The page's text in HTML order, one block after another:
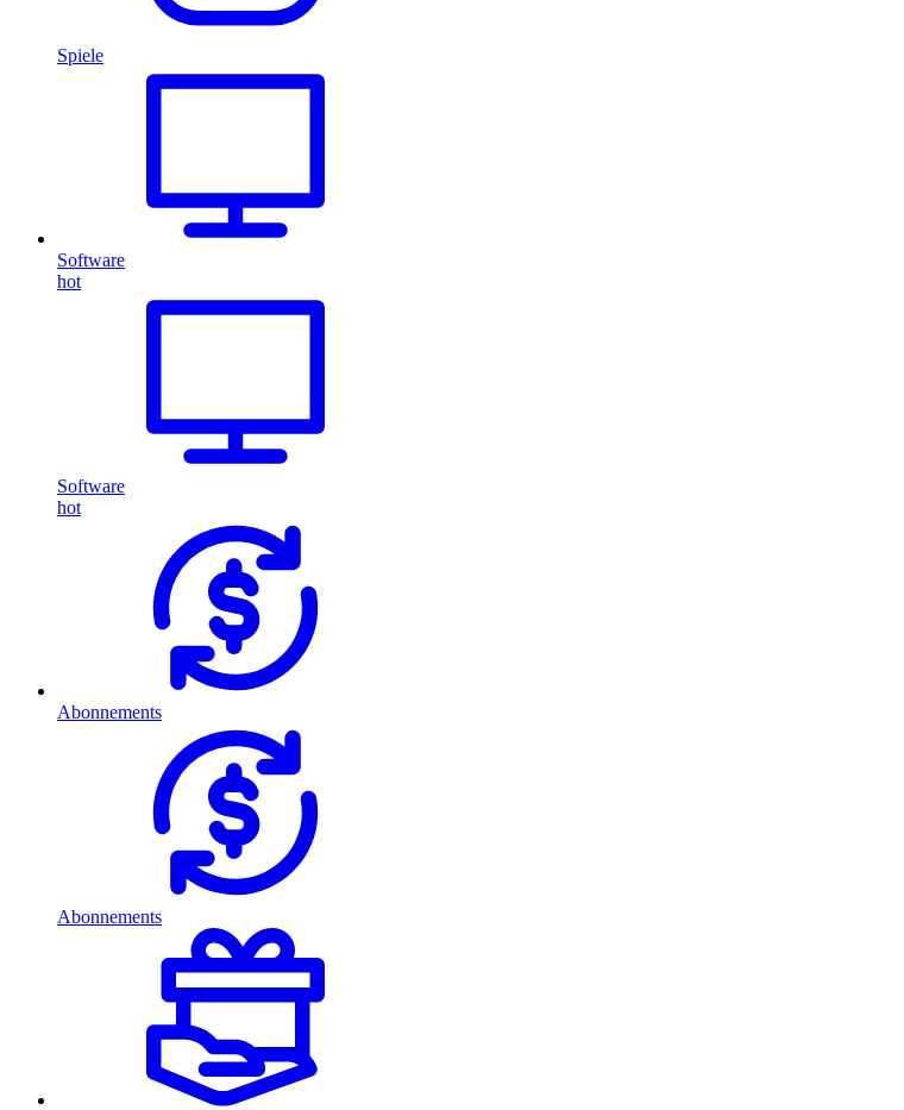
Spiele
Software
hot
Software
hot
Abonnements
Abonnements